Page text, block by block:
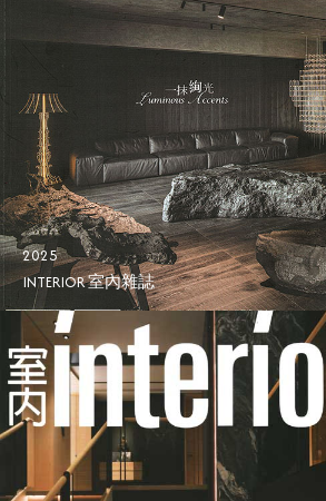
2025
INTERIOR 室內雜誌